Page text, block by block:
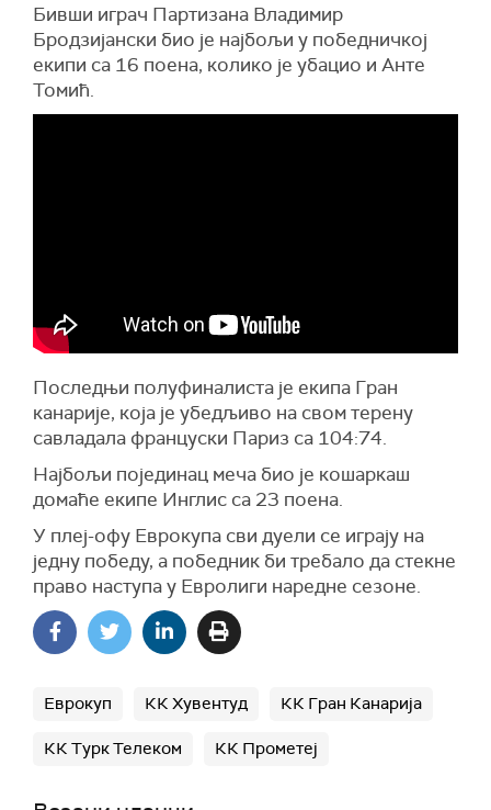
Бивши играч Партизана Владимир
Бродзијански био је најбољи у победничкој
екипи са 16 поена, колико је убацио и Анте
Томић.
Последњи полуфиналиста је екипа Гран
канарије, која је убедљиво на свом терену
савладала француски Париз са 104:74.
Најбољи појединац меча био је кошаркаш
домаће екипе Инглис са 23 поена.
У плеј-офу Еврокупа сви дуели се играју на
једну победу, а победник би требало да стекне
право наступа у Евролиги наредне сезоне.
Еврокуп КК Хувентуд КК Гран Канарија
КК Турк Телеком КК Прометеј